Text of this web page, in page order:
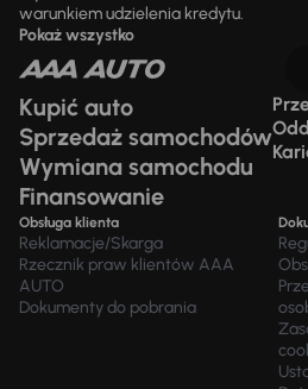
warunkiem udzielenia kredytu.
Pokaż wszystko
Kupić auto
Sprzedaż samochodów
Wymiana samochodu
Finansowanie
Obsługa klienta
Reklamacje/Skarga
Rzecznik praw klientów AAA
AUTO
Dokumenty do pobrania